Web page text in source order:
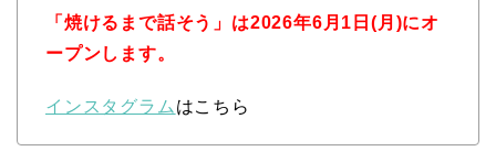
「焼けるまで話そう」は2026年6月1日(月)にオ
ープンします。
インスタグラム はこちら